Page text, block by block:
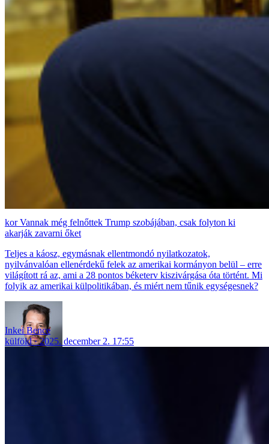
Vannak még felnőttek Trump szobájában, csak folyton ki
akarják zavarni őket
Teljes a káosz, egymásnak ellentmondó nyilatkozatok,
nyilvánvalóan ellenérdekű felek az amerikai kormányon belül – erre
világított rá az, ami a 28 pontos béketerv kiszivárgása óta történt. Mi
folyik az amerikai külpolitikában, és miért nem tűnik egységesnek?
Inkei Bence
külföld
2025. december 2. 17:55